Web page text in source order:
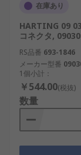
在庫あり
HARTING 09
コネクタ,
RS品番 693-1846
メーカー型番
1個小計：
￥544.00(税抜)
数量